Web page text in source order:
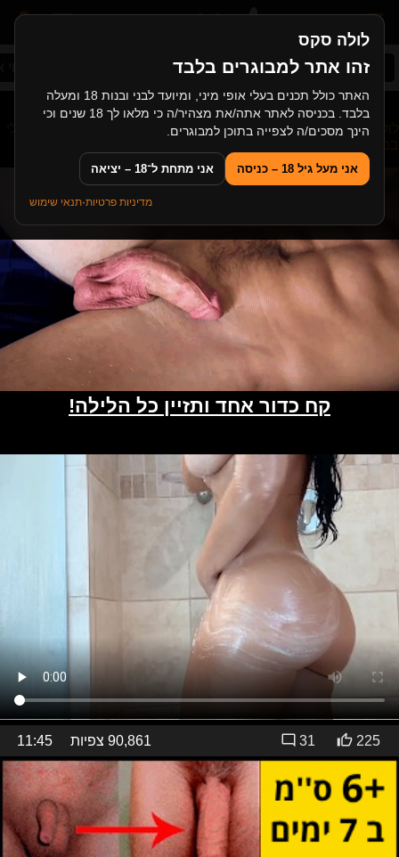
לולה סקס
זהו אתר למבוגרים בלבד
האתר כולל תכנים בעלי אופי מיני, ומיועד לבני ובנות 18 ומעלה
בלבד. בכניסה לאתר אתה/את מצהיר/ה כי מלאו לך 18 שנים וכי
הינך מסכים/ה לצפייה בתוכן למבוגרים.
אני מעל גיל 18 – כניסה אני מתחת ל־18 – יציאה
מדיניות פרטיות·תנאי שימוש
סקס ישראלי ציצי ענק
לולה סקס>אנאלי וסקס בתחת>מילפית לטינית סקסית בזיון אנאלי
11:45 90,861 צפיות 225
31